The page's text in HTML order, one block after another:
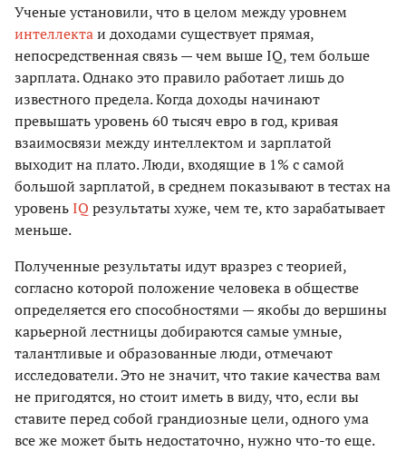
Ученые установили, что в целом между уровнем
интеллектаи доходами существует прямая,
непосредственная связь — чем выше IQ, тем больше
зарплата. Однако это правило работает лишь до
известного предела. Когда доходы начинают
превышать уровень 60 тысяч евро в год, кривая
взаимосвязи между интеллектом и зарплатой
выходит на плато. Люди, входящие в 1% с самой
большой зарплатой, в среднем показывают в тестах на
уровеньIQ результаты хуже, чем те, кто зарабатывает
меньше.
Полученные результаты идут вразрез с теорией,
согласно которой положение человека в обществе
определяется его способностями — якобы до вершины
карьерной лестницы добираются самые умные,
талантливые и образованные люди, отмечают
исследователи. Это не значит, что такие качества вам
не пригодятся, но стоит иметь в виду, что, если вы
ставите перед собой грандиозные цели, одного ума
все же может быть недостаточно, нужно что-то еще.